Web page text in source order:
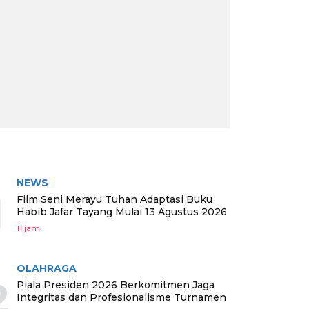
NEWS
Film Seni Merayu Tuhan Adaptasi Buku
Habib Jafar Tayang Mulai 13 Agustus 2026
11 jam
OLAHRAGA
Piala Presiden 2026 Berkomitmen Jaga
Integritas dan Profesionalisme Turnamen